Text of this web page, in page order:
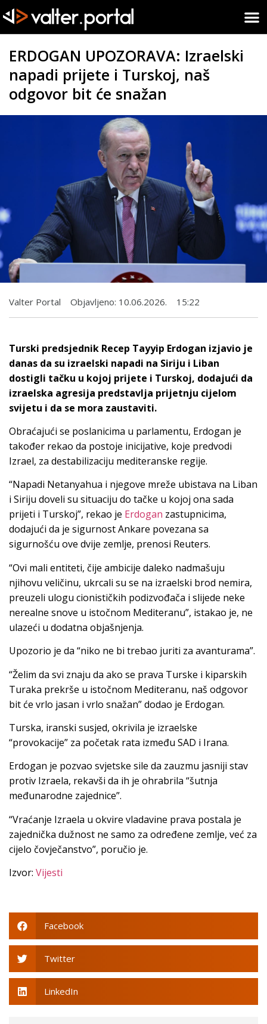
ERDOGAN UPOZORAVA: Izraelski
napadi prijete i Turskoj, naš
odgovor bit će snažan
Valter Portal Objavljeno: 10.06.2026. 15:22
Turski predsjednik Recep Tayyip Erdogan izjavio je
danas da su izraelski napadi na Siriju i Liban
dostigli tačku u kojoj prijete i Turskoj, dodajući da
izraelska agresija predstavlja prijetnju cijelom
svijetu i da se mora zaustaviti.
Obraćajući se poslanicima u parlamentu, Erdogan je
također rekao da postoje inicijative, koje predvodi
Izrael, za destabilizaciju mediteranske regije.
“Napadi Netanyahua i njegove mreže ubistava na Liban
i Siriju doveli su situaciju do tačke u kojoj ona sada
prijeti i Turskoj”, rekao je Erdogan zastupnicima,
dodajući da je sigurnost Ankare povezana sa
sigurnošću ove dvije zemlje, prenosi Reuters.
“Ovi mali entiteti, čije ambicije daleko nadmašuju
njihovu veličinu, ukrcali su se na izraelski brod nemira,
preuzeli ulogu cionističkih podizvođača i slijede neke
nerealne snove u istočnom Mediteranu”, istakao je, ne
ulazeći u dodatna objašnjenja.
Upozorio je da “niko ne bi trebao juriti za avanturama”.
“Želim da svi znaju da ako se prava Turske i kiparskih
Turaka prekrše u istočnom Mediteranu, naš odgovor
bit će vrlo jasan i vrlo snažan” dodao je Erdogan.
Turska, iranski susjed, okrivila je izraelske
“provokacije” za početak rata između SAD i Irana.
Erdogan je pozvao svjetske sile da zauzmu jasniji stav
protiv Izraela, rekavši da ih je ohrabrila “šutnja
međunarodne zajednice”.
“Vraćanje Izraela u okvire vladavine prava postala je
zajednička dužnost ne samo za određene zemlje, već za
cijelo čovječanstvo”, poručio je.
Izvor: Vijesti
Facebook
Twitter
LinkedIn